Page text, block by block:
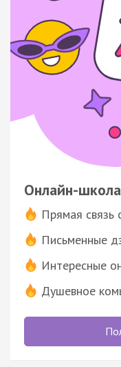
Онлайн-
Прямая связь
Письменные
Интересные
Душевное